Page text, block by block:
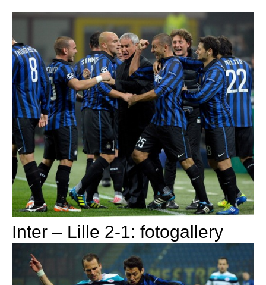
Inter – Lille 2-1: fotogallery